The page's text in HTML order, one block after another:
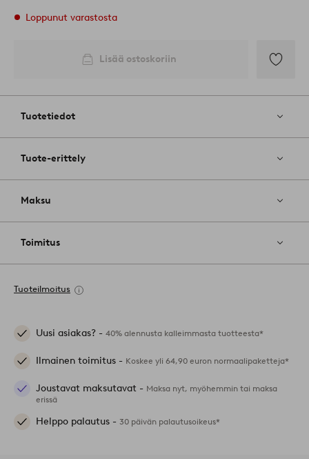
Loppunut varastosta
Lisää ostoskoriin
Tuotetiedot
Tuote-erittely
Maksu
Toimitus
Tuoteilmoitus
Uusi asiakas? - 40% alennusta kalleimmasta tuotteesta*
Ilmainen toimitus - Koskee yli 64,90 euron normaalipaketteja*
Joustavat maksutavat - Maksa nyt, myöhemmin tai maksa
erissä
Helppo palautus - 30 päivän palautusoikeus*